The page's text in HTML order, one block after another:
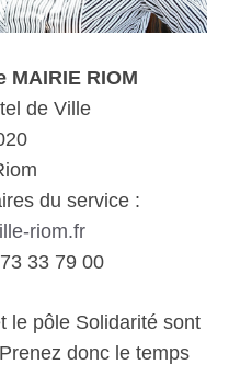
RIOM
de Ville
du service :
riom.fr
33 79 00
le pôle Solidarité sont
donc le temps